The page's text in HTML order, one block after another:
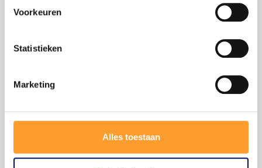
Voorkeuren
Statistieken
Marketing
Alles toestaan